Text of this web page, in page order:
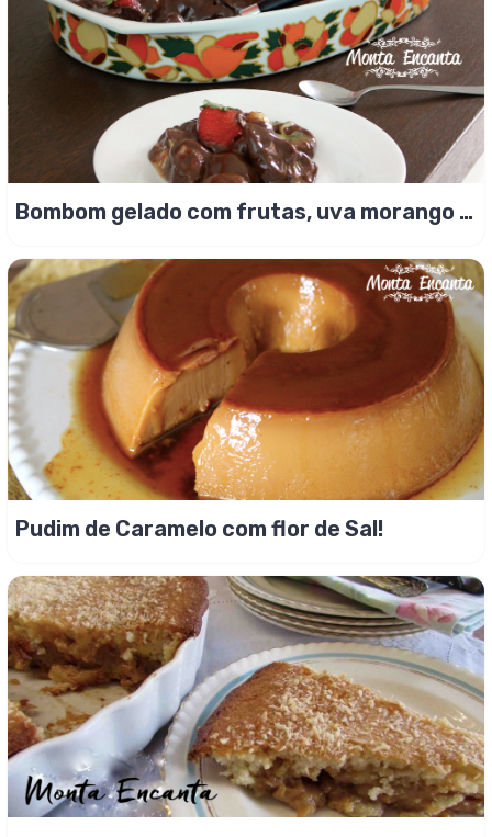
Bombom gelado com frutas, uva morango e
Pudim de Caramelo com flor de Sal!